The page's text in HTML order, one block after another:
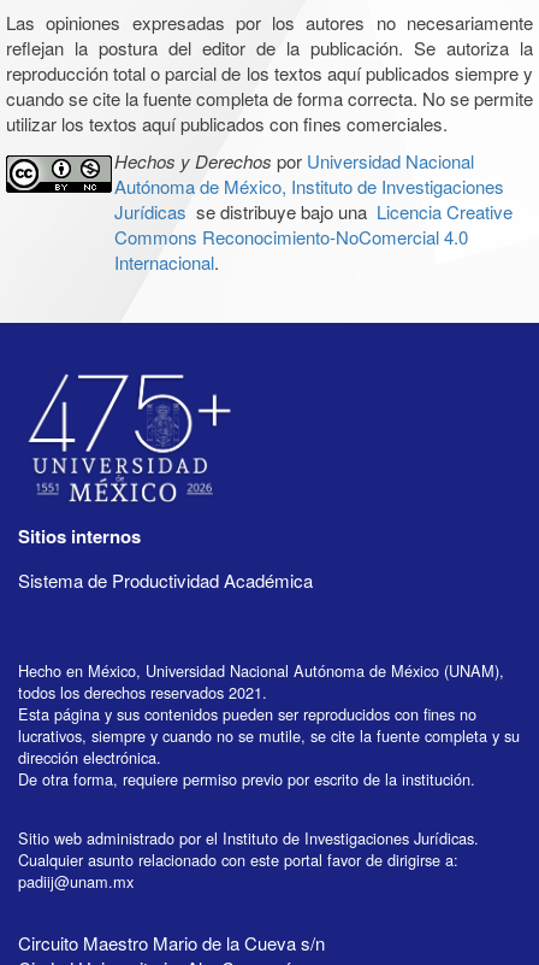
Las opiniones expresadas por los autores no necesariamente
reflejan la postura del editor de la publicación. Se autoriza la
reproducción total o parcial de los textos aquí publicados siempre y
cuando se cite la fuente completa de forma correcta. No se permite
utilizar los textos aquí publicados con fines comerciales.
Hechos y Derechos por Universidad Nacional
Autónoma de México, Instituto de Investigaciones
Jurídicas se distribuye bajo una Licencia Creative
Commons Reconocimiento-NoComercial 4.0
Internacional.
Sitios internos
Sistema de Productividad Académica
Hecho en México, Universidad Nacional Autónoma de México (UNAM),
todos los derechos reservados 2021.
Esta página y sus contenidos pueden ser reproducidos con fines no
lucrativos, siempre y cuando no se mutile, se cite la fuente completa y su
dirección electrónica.
De otra forma, requiere permiso previo por escrito de la institución.
Sitio web administrado por el Instituto de Investigaciones Jurídicas.
Cualquier asunto relacionado con este portal favor de dirigirse a:
padiij@unam.mx
Circuito Maestro Mario de la Cueva s/n